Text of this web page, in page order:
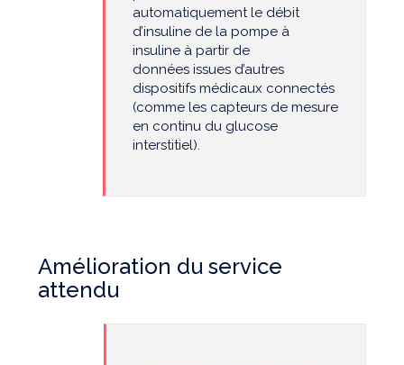
automatiquement le débit
d’insuline de la pompe à
insuline à partir de
données issues d’autres
dispositifs médicaux connectés
(comme les capteurs de mesure
en continu du glucose
interstitiel).
Amélioration du service
attendu